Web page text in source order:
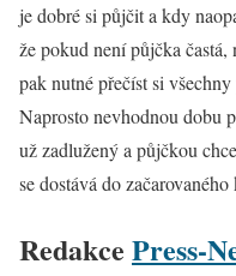
je dobré si půjčit a kdy
že pokud není půjčka
pak nutné přečíst si
Naprosto nevhodnou dobu
už zadlužený a půjčkou
se dostává do
Redakce Press-